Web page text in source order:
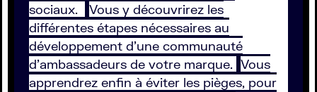
sociaux.
Vous y découvrirez les
différentes étapes nécessaires au
développement d’une communauté
d’ambassadeurs de votre marque. Vous
apprendrez enfin à éviter les pièges, pour